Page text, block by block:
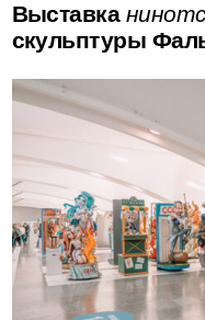
Выставка
скульптуры